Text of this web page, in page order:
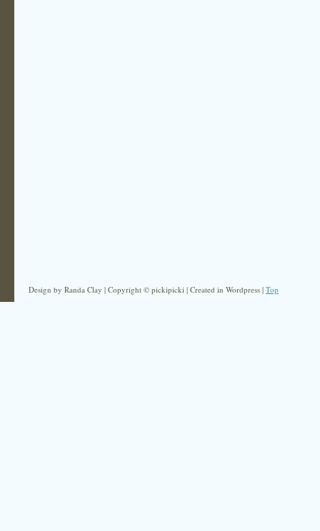
Design by Randa Clay | Copyright © pickipicki | Created in Wordpress | Top